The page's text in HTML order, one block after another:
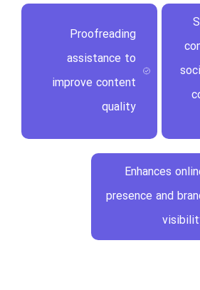
Proofreading
assistance to
improve content
quality
Enhances
presence and